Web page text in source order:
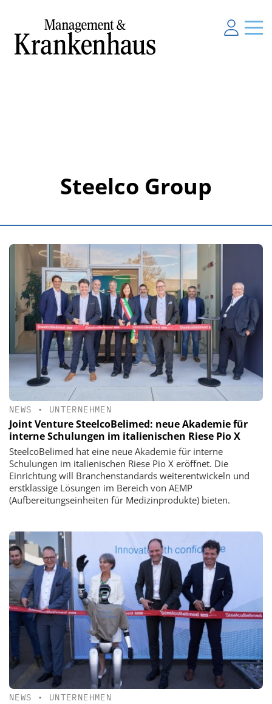
Steelco Group
NEWS • UNTERNEHMEN
Joint Venture SteelcoBelimed: neue Akademie für
interne Schulungen im italienischen Riese Pio X
SteelcoBelimed hat eine neue Akademie für interne
Schulungen im italienischen Riese Pio X eröffnet. Die
Einrichtung will Branchenstandards weiterentwickeln und
erstklassige Lösungen im Bereich von AEMP
(Aufbereitungseinheiten für Medizinprodukte) bieten.
NEWS • UNTERNEHMEN